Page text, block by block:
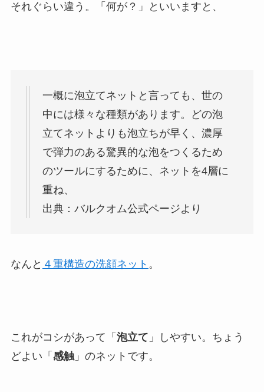
それぐらい違う。「何が？」といいますと、
一概に泡立てネットと言っても、世の
中には様々な種類があります。どの泡
立てネットよりも泡立ちが早く、濃厚
で弾力のある驚異的な泡をつくるため
のツールにするために、ネットを4層に
重ね、
出典：バルクオム公式ページより
なんと ４重構造の洗顔ネット 。
これがコシがあって「 泡立て 」しやすい。ちょう
どよい「 感触」のネットです。